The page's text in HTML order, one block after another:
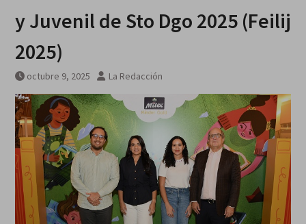
y Juvenil de Sto Dgo 2025 (Feilij
2025)
octubre 9, 2025 La Redacción